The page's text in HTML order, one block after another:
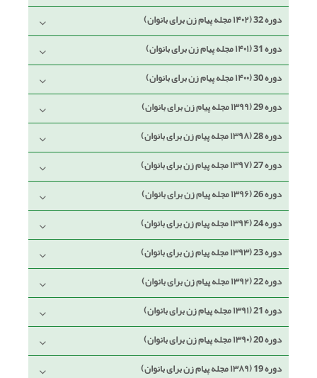
دوره 32 (۱۴۰۲ مجله پیام زن برای بانوان)
دوره 31 (۱۴۰۱ مجله پیام زن برای بانوان)
دوره 30 (۱۴۰۰ مجله پیام زن برای بانوان)
دوره 29 (۱۳۹۹ مجله پیام زن برای بانوان)
دوره 28 (۱۳۹۸ مجله پیام زن برای بانوان)
دوره 27 (۱۳۹۷ مجله پیام زن برای بانوان)
دوره 26 (۱۳۹۶ مجله پیام زن برای بانوان)
دوره 24 (۱۳۹۴ مجله پیام زن برای بانوان)
دوره 23 (۱۳۹۳ مجله پیام زن برای بانوان)
دوره 22 (۱۳۹۲ مجله پیام زن برای بانوان)
دوره 21 (۱۳۹۱ مجله پیام زن برای بانوان)
دوره 20 (۱۳۹۰ مجله پیام زن برای بانوان)
دوره 19 (۱۳۸۹ مجله پیام زن برای بانوان)